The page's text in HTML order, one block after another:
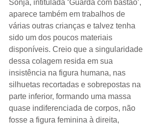
Sonja, intitulada ‘Guarda com bastão’,
aparece também em trabalhos de
várias outras crianças e talvez tenha
sido um dos poucos materiais
disponíveis. Creio que a singularidade
dessa colagem resida em sua
insistência na figura humana, nas
silhuetas recortadas e sobrepostas na
parte inferior, formando uma massa
quase indiferenciada de corpos, não
fosse a figura feminina à direita,